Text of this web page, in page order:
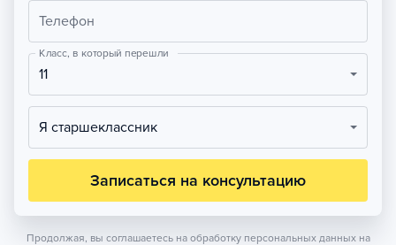
Телефон
Класс, в который перешли
11
Я старшеклассник
Записаться на консультацию
Продолжая, вы соглашаетесь на обработку персональных данных на